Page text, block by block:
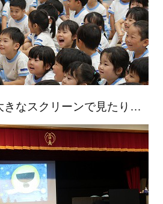
なスクリーンで見たり…